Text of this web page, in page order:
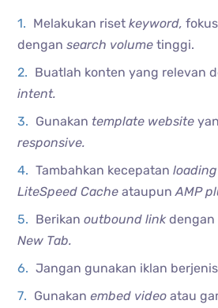
Melakukan risetkeyword,
dengansearch volumetinggi.
Buatlah konten yang relevan
intent.
Gunakan template website
responsive.
Tambahkan kecepatan
LiteSpeed CacheataupunAMP
Berikanoutbound link
New Tab.
Jangan gunakan iklan
Gunakanembed videoatau